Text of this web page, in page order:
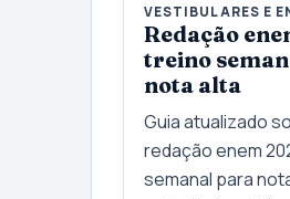
VESTIBULARES E
Redação
treino
nota alta
Guia atualizado
redação enem
semanal para